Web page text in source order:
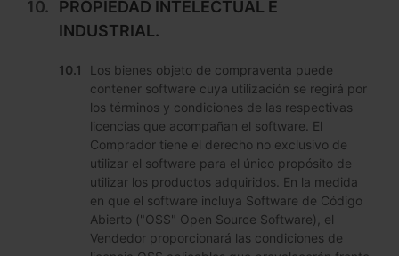
PROPIEDAD INTELECTUAL E
INDUSTRIAL.
Los bienes objeto de compraventa puede
contener software cuya utilización se regirá por
los términos y condiciones de las respectivas
licencias que acompañan el software. El
Comprador tiene el derecho no exclusivo de
utilizar el software para el único propósito de
utilizar los productos adquiridos. En la medida
en que el software incluya Software de Código
Abierto ("OSS" Open Source Software), el
Vendedor proporcionará las condiciones de